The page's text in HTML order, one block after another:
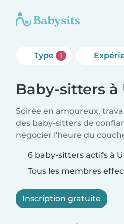
Type 1
Baby-sitters à
Soirée en amoureux,
des baby-sitters de
négocier l'heure du
6 baby-sitters actifs à
Tous les membres
Inscription gratuite